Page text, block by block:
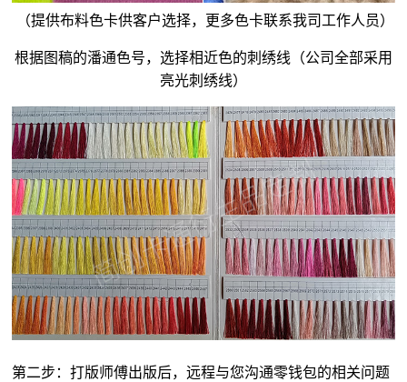
（提供布料色卡供客户选择，更多色卡联系我司工作人员）
根据图稿的潘通色号，选择相近色的刺绣线（公司全部采用
亮光刺绣线）
第二步：打版师傅出版后，远程与您沟通零钱包的相关问题